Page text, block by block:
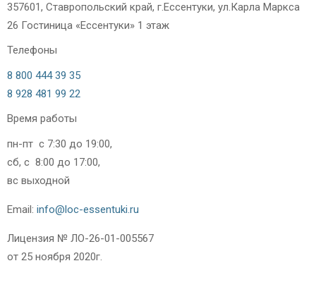
357601, Ставропольский край, г.Ессентуки, ул.Карла Маркса
26 Гостиница «Ессентуки» 1 этаж
Телефоны
8 800 444 39 35
8 928 481 99 22
Время работы
пн-пт с 7:30 до 19:00,
сб, с 8:00 до 17:00,
вс выходной
Email: info@loc-essentuki.ru
Лицензия № ЛО-26-01-005567
от 25 ноября 2020г.